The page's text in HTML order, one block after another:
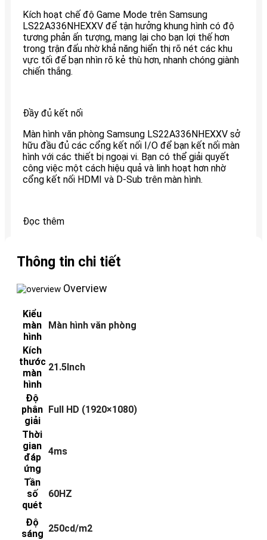
Kích hoạt chế độ Game Mode trên Samsung
LS22A336NHEXXV để tận hưởng khung hình có độ
tương phản ấn tượng, mang lại cho bạn lợi thế hơn
trong trận đấu nhờ khả năng hiển thị rõ nét các khu
vực tối để bạn nhìn rõ kẻ thù hơn, nhanh chóng giành
chiến thắng.
Đầy đủ kết nối
Màn hình văn phòng Samsung LS22A336NHEXXV sở
hữu đầu đủ các cổng kết nối I/O để bạn kết nối màn
hình với các thiết bị ngoại vi. Bạn có thể giải quyết
công việc một cách hiệu quả và linh hoạt hơn nhờ
cổng kết nối HDMI và D-Sub trên màn hình.
Đọc thêm
Thông tin chi tiết
Overview
Kiểu
màn
hình
Màn hình văn phòng
Kích
thước
màn
hình
21.5Inch
Độ
phân
giải
Full HD (1920×1080)
Thời
gian
đáp
ứng
4ms
Tần
số
quét
60HZ
Độ
sáng 250cd/m2